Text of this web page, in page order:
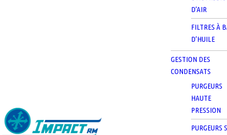
D’AIR
FILTRES À
D’HUILE
GESTION DES
CONDENSATS
PURGEURS
HAUTE
PRESSION
PURGEURS